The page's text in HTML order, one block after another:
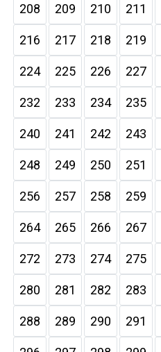
208 209 210 211
216 217 218 219
224 225 226 227
232 233 234 235
240 241 242 243
248 249 250 251
256 257 258 259
264 265 266 267
272 273 274 275
280 281 282 283
288 289 290 291